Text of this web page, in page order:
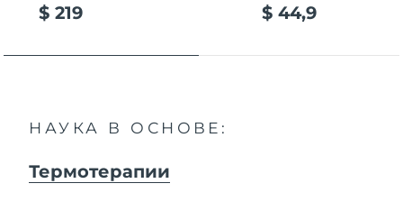
$ 219 $ 44,9
НАУКА В ОСНОВЕ:
Термотерапии